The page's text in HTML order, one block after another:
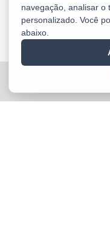
navegação, analisar o
personalizado. Você
abaixo.